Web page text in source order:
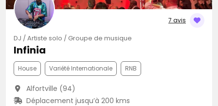
7 avis
DJ / Artiste solo / Groupe de musique
Infinia
House Variété Internationale RNB
Alfortville (94)
Déplacement jusqu’à 200 kms